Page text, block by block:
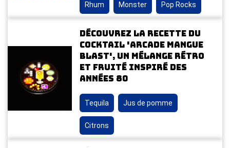
Rhum Monster Pop Rocks
Découvrez la recette du
cocktail 'Arcade Mangue
Blast', un mélange rétro
et fruité inspiré des
années 80
Tequila Jus de pomme
Citrons